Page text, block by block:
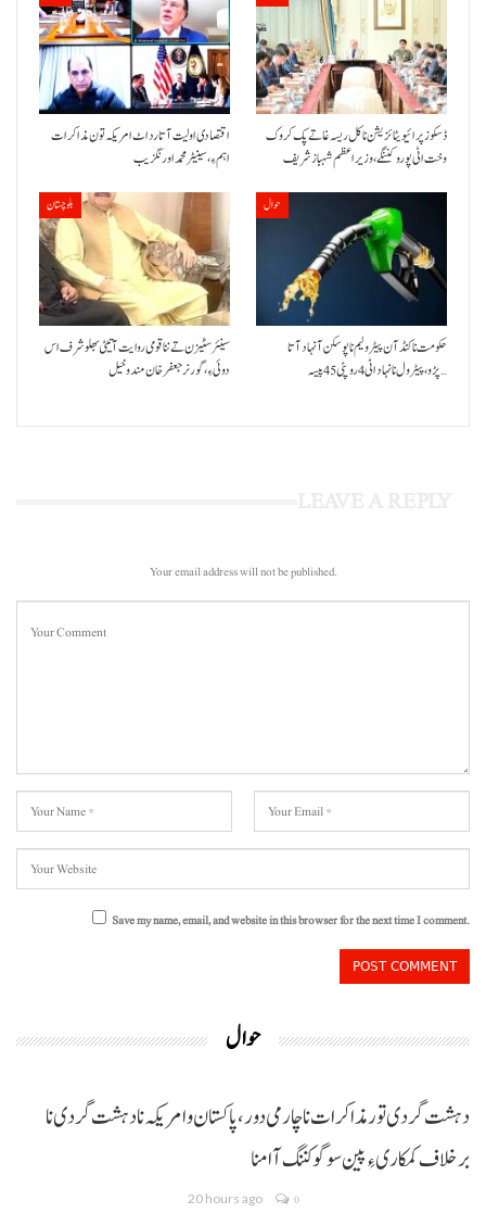
اقتصادی اولیت آتا رد اٹ امریکہ تون مذاکرات
اہم ءِ،سینیٹر محمد اورنگزیب
ڈسکوز پرائیویٹائزیشن نا کل ریسہ غاتے پک کروک
وخت اٹی پورو کننگے ،وزیراعظم شہباز شریف
بلوچستان
سینئر سٹیزن تے ننا قومی روایت آتیٹی بھلو شرف اس
دوئی ءِ،گورنر جعفرخان مندوخیل
حوال
حکومت نا کنڈ آن پیٹرولیم نا پوسکن آ نہاد آتا
پڑو،پیٹرول نا نہاد اٹی 4 روپئی 45 پیسہ…
Your email address will not be published.
Save my name, email, and website in this browser for the next time I comment.
حوال
دہشت گردی تور مذاکرات نا چارمی دور،پاکستان و امریکہ نا دہشت گردی نا
برخلاف کمکاری ءِ پین سوگو کننگ آ امنا
20 hours ago 0